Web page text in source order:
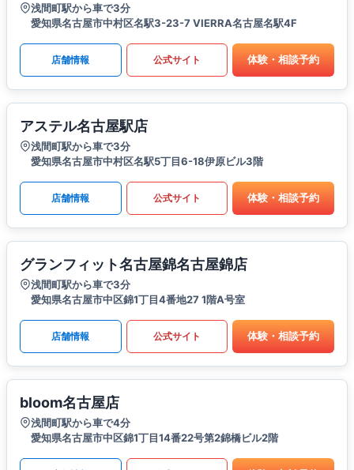
浅間町駅から車で3分
愛知県名古屋市中村区名駅3-23-7 VIERRA名古屋名駅4F
店舗情報 公式サイト 体験・相談予約
アステル名古屋駅店
浅間町駅から車で3分
愛知県名古屋市中村区名駅5丁目6-18伊原ビル3階
店舗情報 公式サイト 体験・相談予約
グランフィット名古屋錦名古屋錦店
浅間町駅から車で3分
愛知県名古屋市中区錦1丁目4番地27 1階A号室
店舗情報 公式サイト 体験・相談予約
bloom名古屋店
浅間町駅から車で4分
愛知県名古屋市中区錦1丁目14番22号第2錦橋ビル2階